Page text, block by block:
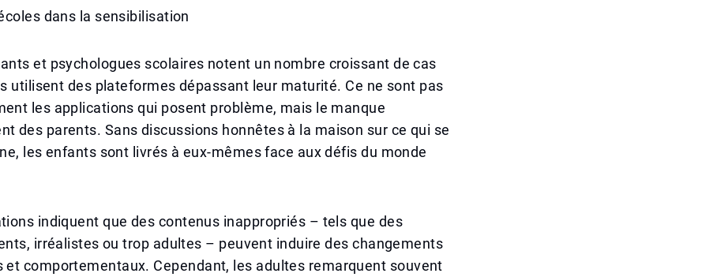
dans la sensibilisation
et psychologues scolaires notent un nombre croissant de cas
utilisent des plateformes dépassant leur maturité. Ce ne sont pas
les applications qui posent problème, mais le manque
des parents. Sans discussions honnêtes à la maison sur ce qui se
les enfants sont livrés à eux-mêmes face aux défis du monde
indiquent que des contenus inappropriés – tels que des
irréalistes ou trop adultes – peuvent induire des changements
et comportementaux. Cependant, les adultes remarquent souvent